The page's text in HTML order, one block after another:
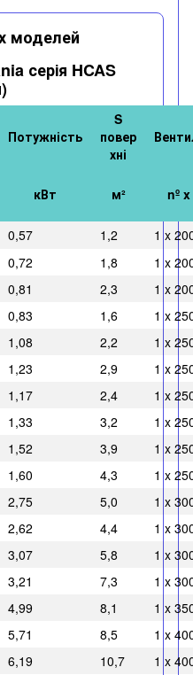
моделей
серія HCAS
Потужність
S
повер
хні
кВт м² nº
0,57 1,2
1 x
0,72 1,8
1 x
0,81 2,3
1 x
0,83 1,6
1 x
1,08 2,2
1 x
1,23 2,9
1 x
1,17 2,4
1 x
1,33 3,2
1 x
1,52 3,9
1 x
1,60 4,3
1 x
2,75 5,0
1 x
2,62 4,4
1 x
3,07 5,8
1 x
3,21 7,3
1 x
4,99 8,1
1 x
5,71 8,5
1 x
6,19 10,7
1 x